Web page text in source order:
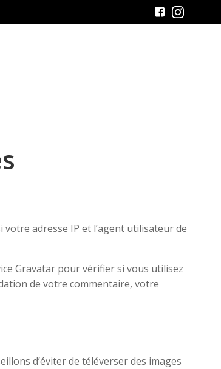
adresse IP et l’agent utilisateur de
Gravatar pour vérifier si vous utilisez
de votre commentaire, votre
d’éviter de téléverser des images